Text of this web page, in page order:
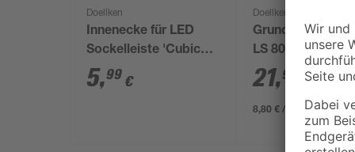
Doellken
Innenecke für LED
Sockelleiste 'Cubica
LS 80' anthrazit
5,99 €
Doellken
Grundprofil
LS 80' 250 x 8 x
21,99 €
8,80 € / Meter